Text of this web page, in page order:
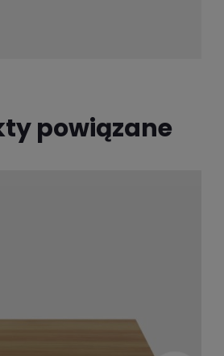
powiązane